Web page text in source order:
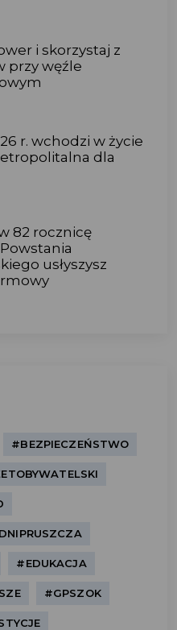
i skorzystaj z
przy węźle
r. wchodzi w życie
dla
82 rocznicę
usłyszysz
#BEZPIECZEŃSTWO
#EDUKACJA
#GPSZOK